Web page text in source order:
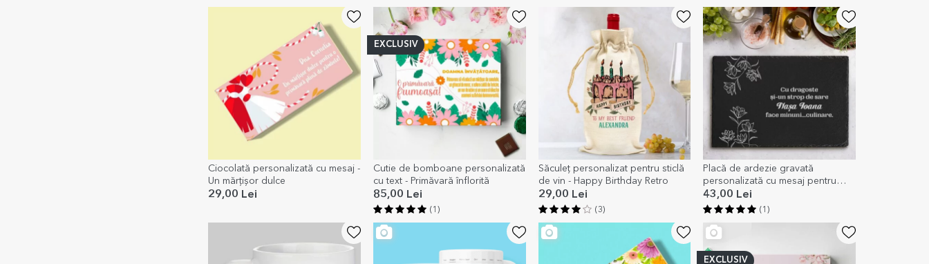
Ciocolată personalizată cu mesaj -
Un mărțișor dulce
29,00 Lei
EXCLUSIV
Cutie de bomboane personalizată
cu text - Primăvară înflorită
85,00 Lei
(1)
Săculeț personalizat pentru sticlă
de vin - Happy Birthday Retro
29,00 Lei
(3)
Placă de ardezie gravată
personalizată cu mesaj pentru
nașa
43,00 Lei
(1)
EXCLUSIV